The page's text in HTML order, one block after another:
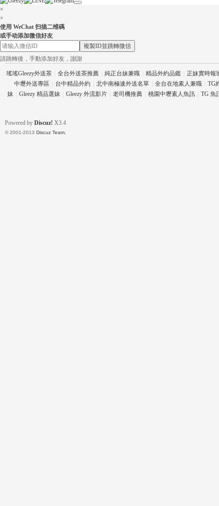
流
×
×
使用 WeChat 扫描二维碼
或手动添加微信好友
複製ID並跳轉微信
請跳轉後，手動添加好友，謝謝
瑤瑤Gleezy外送茶 全台外送茶推薦 純正台妹兼職 精品外約品鑑
正妹實時報
中壢外送專區
台中精品外約 北中南極速外送名單 全台在地素人兼職
TG
妹
Gleezy 精品選妹 Gleezy 外流影片 老司機推薦 桃園中壢素人魚訊 TG 魚
Powered by Discuz! X3.4
© 2001-2013 Discuz Team.